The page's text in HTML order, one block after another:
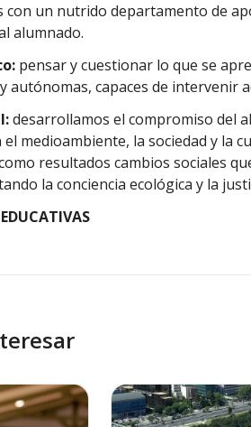
con un nutrido departamento de
alumnado.
pensar y cuestionar lo que se
autónomas, capaces de intervenir
desarrollamos el compromiso del
medioambiente, la sociedad y la
resultados cambios sociales
la conciencia ecológica y la